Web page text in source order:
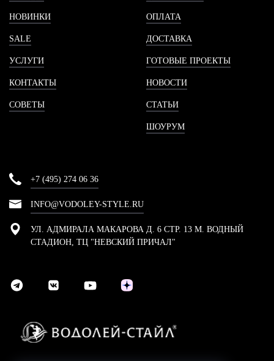
НОВИНКИ
SALE
УСЛУГИ
КОНТАКТЫ
СОВЕТЫ
ОПЛАТА
ДОСТАВКА
ГОТОВЫЕ ПРОЕКТЫ
НОВОСТИ
СТАТЬИ
ШОУРУМ
+7 (495) 274 06 36
INFO@VODOLEY-STYLE.RU
УЛ. АДМИРАЛА МАКАРОВА Д. 6 СТР. 13 М. ВОДНЫЙ
СТАДИОН, ТЦ "НЕВСКИЙ ПРИЧАЛ"